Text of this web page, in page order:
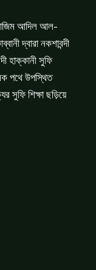
আদিল আল-
দ্বারা নকশাবন্দী
হাক্কানী সুফি
পথে উপস্থিত
সুফি শিক্ষা ছড়িয়ে